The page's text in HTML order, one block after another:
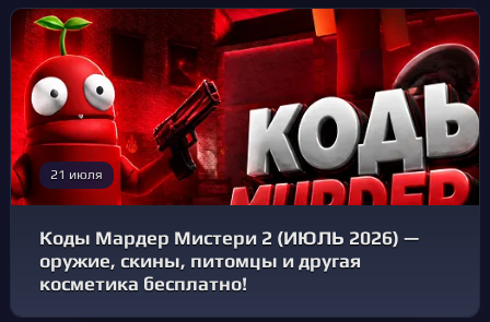
21 июля
Коды Мардер Мистери 2 (ИЮЛЬ 2026) —
оружие, скины, питомцы и другая
косметика бесплатно!